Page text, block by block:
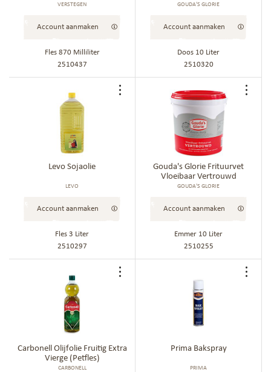
VERSTEGEN
Account aanmaken
Fles 870 Milliliter
2510437
GOUDA'S GLORIE
Account aanmaken
Doos 10 Liter
2510320
Levo Sojaolie
LEVO
Account aanmaken
bestellijst
Fles 3 Liter
2510297
Gouda's Glorie Frituurvet
Vloeibaar Vertrouwd
GOUDA'S GLORIE
Account aanmaken
Emmer 10 Liter
2510255
Carbonell Olijfolie Fruitig Extra
Vierge (Petfles)
CARBONELL
bestellijstPrima Bakspray
PRIMA